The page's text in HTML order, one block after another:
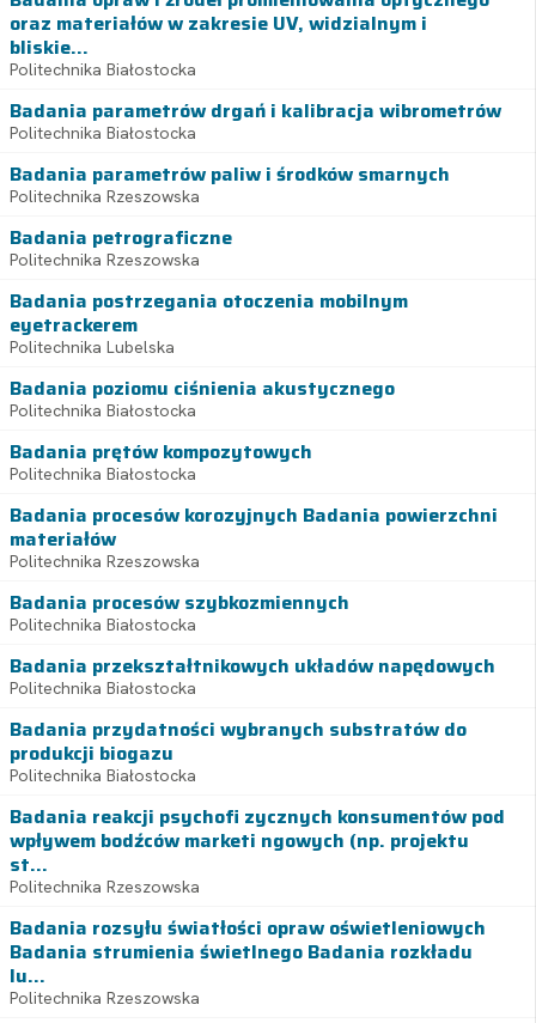
oraz materiałów w zakresie UV, widzialnym i
bliskie...
Politechnika Białostocka
Badania parametrów drgań i kalibracja wibrometrów
Politechnika Białostocka
Badania parametrów paliw i środków smarnych
Politechnika Rzeszowska
Badania petrograficzne
Politechnika Rzeszowska
Badania postrzegania otoczenia mobilnym
eyetrackerem
Politechnika Lubelska
Badania poziomu ciśnienia akustycznego
Politechnika Białostocka
Badania prętów kompozytowych
Politechnika Białostocka
Badania procesów korozyjnych Badania powierzchni
materiałów
Politechnika Rzeszowska
Badania procesów szybkozmiennych
Politechnika Białostocka
Badania przekształtnikowych układów napędowych
Politechnika Białostocka
Badania przydatności wybranych substratów do
produkcji biogazu
Politechnika Białostocka
Badania reakcji psychofi zycznych konsumentów pod
wpływem bodźców marketi ngowych (np. projektu
st...
Politechnika Rzeszowska
Badania rozsyłu światłości opraw oświetleniowych
Badania strumienia świetlnego Badania rozkładu
lu...
Politechnika Rzeszowska